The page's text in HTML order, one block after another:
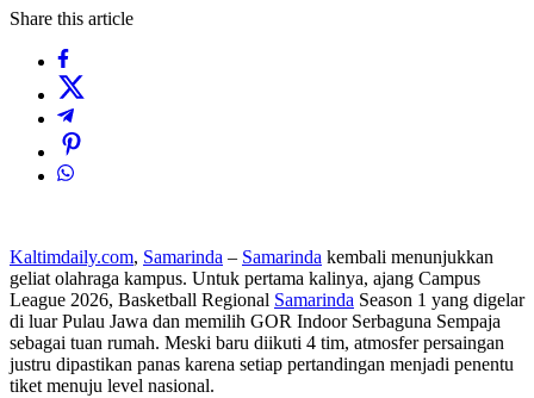
Share this article
Kaltimdaily.com, Samarinda – Samarinda kembali menunjukkan
geliat olahraga kampus. Untuk pertama kalinya, ajang Campus
League 2026, Basketball Regional Samarinda Season 1 yang digelar
di luar Pulau Jawa dan memilih GOR Indoor Serbaguna Sempaja
sebagai tuan rumah. Meski baru diikuti 4 tim, atmosfer persaingan
justru dipastikan panas karena setiap pertandingan menjadi penentu
tiket menuju level nasional.